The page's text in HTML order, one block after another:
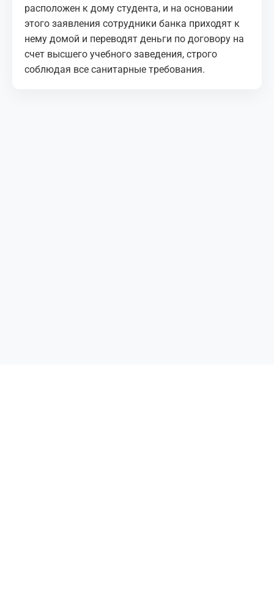
расположен к дому студента, и на основании
этого заявления сотрудники банка приходят к
нему домой и переводят деньги по договору на
счет высшего учебного заведения, строго
соблюдая все санитарные требования.